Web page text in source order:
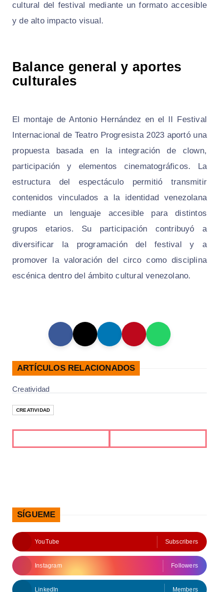
cultural del festival mediante un formato accesible
y de alto impacto visual.
Balance general y aportes
culturales
El montaje de Antonio Hernández en el II Festival
Internacional de Teatro Progresista 2023 aportó una
propuesta basada en la integración de clown,
participación y elementos cinematográficos. La
estructura del espectáculo permitió transmitir
contenidos vinculados a la identidad venezolana
mediante un lenguaje accesible para distintos
grupos etarios. Su participación contribuyó a
diversificar la programación del festival y a
promover la valoración del circo como disciplina
escénica dentro del ámbito cultural venezolano.
ARTÍCULOS RELACIONADOS
Creatividad
CREATIVIDAD
SÍGUEME
YouTube Subscribers
Instagram Followers
LinkedIn Members